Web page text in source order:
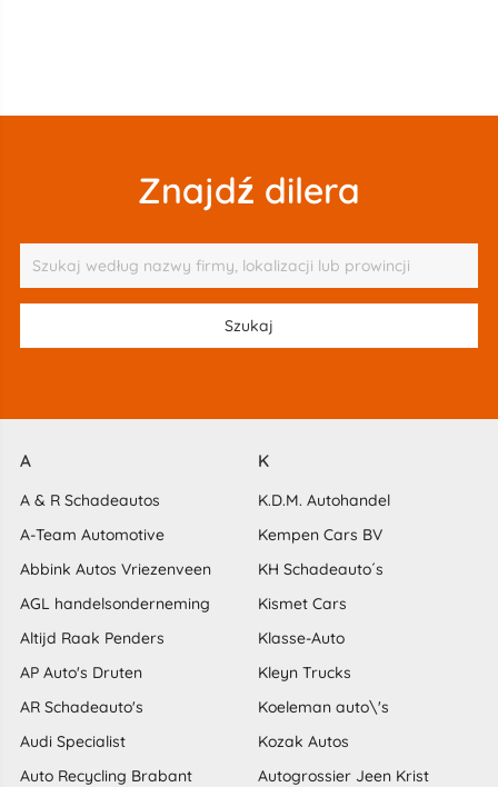
Znajdź dilera
A
A & R Schadeautos
A-Team Automotive
Abbink Autos Vriezenveen
AGL handelsonderneming
Altijd Raak Penders
AP Auto's Druten
AR Schadeauto's
Audi Specialist
Auto Recycling Brabant
K
K.D.M. Autohandel
Kempen Cars BV
KH Schadeauto´s
Kismet Cars
Klasse-Auto
Kleyn Trucks
Koeleman auto\'s
Kozak Autos
Autogrossier Jeen Krist